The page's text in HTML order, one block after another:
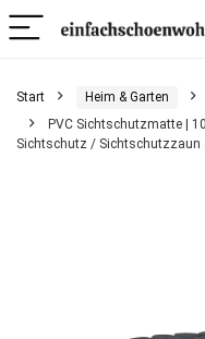
Start Heim & Garten
PVC Sichtschutzmatte |
Sichtschutz / Sichtschutzzaun